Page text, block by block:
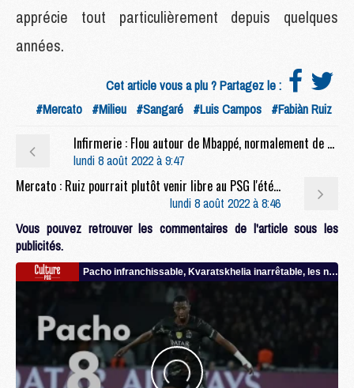
apprécie tout particulièrement depuis quelques
années.
Cet article vous a plu ? Partagez le :
#Mercato #Milieu #Sangaré #Luis Campos #Fabiàn Ruiz
Infirmerie : Flou autour de Mbappé, normalement de retour contre Montpellier
lundi 8 août 2022 à 9:47
Mercato : Ruiz pourrait plutôt venir libre au PSG l'été prochain (L'E)
lundi 8 août 2022 à 8:46
Vous pouvez retrouver les commentaires de l'article sous les
publicités.